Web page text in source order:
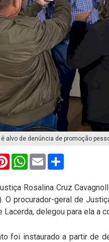
alvo de denúncia de promoção
PinterestWhatsApp
Email
Rosalina Cruz
O procurador-geral de
Lacerda, delegou para ela a
foi instaurado a partir de